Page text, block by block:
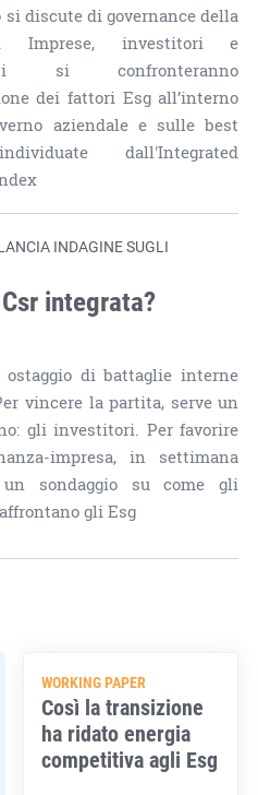
si discute di governance della
Imprese, investitori e
si confronteranno
dei fattori Esg all’interno
aziendale e sulle best
dall'Integrated
INDAGINE SUGLI
integrata?
ostaggio di battaglie interne
vincere la partita, serve un
gli investitori. Per favorire
impresa, in settimana
un sondaggio su come gli
gli Esg
WORKING PAPER
Così la transizione
ha ridato energia
competitiva agli Esg